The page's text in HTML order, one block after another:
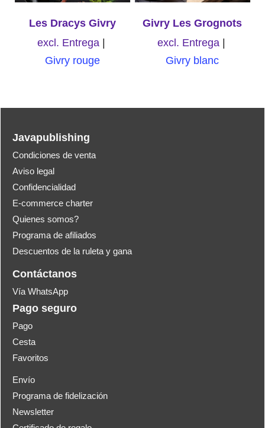
Les Dracys Givry
excl. Entrega
Givry rouge
Givry Les Grognots
excl. Entrega
Givry blanc
Javapublishing
Condiciones de venta
Aviso legal
Confidencialidad
E-commerce charter
Quienes somos?
Programa de afiliados
Descuentos de la ruleta y gana
Contáctanos
Vía WhatsApp
Pago seguro
Pago
Cesta
Favoritos
Envío
Programa de fidelización
Newsletter